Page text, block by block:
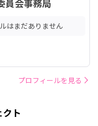
員会事務局
はまだありません
プロフィールを見る
ト